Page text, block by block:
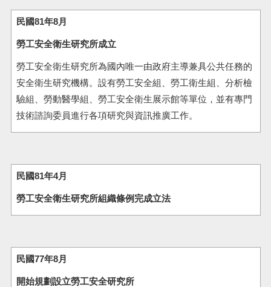
民國81年8月
勞工安全衛生研究所成立
勞工安全衛生研究所為國內唯一由政府主導兼具公共任務的
安全衛生研究機構。設有勞工安全組、勞工衛生組、分析檢
驗組、勞動醫學組、勞工安全衛生展示館等單位，並有專門
技術諮詢委員進行各項研究與資訊推廣工作。
民國81年4月
勞工安全衛生研究所組織條例完成立法
民國77年8月
開始規劃設立勞工安全研究所